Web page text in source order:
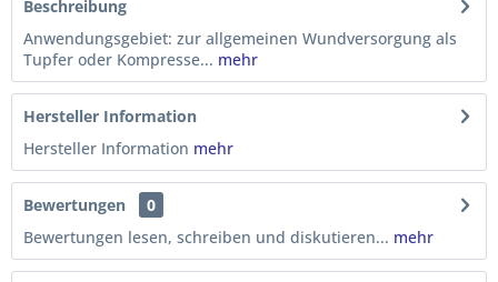
Beschreibung
Anwendungsgebiet: zur allgemeinen Wundversorgung als
Tupfer oder Kompresse... mehr
Hersteller Information
Hersteller Information mehr
Bewertungen
0
Bewertungen lesen, schreiben und diskutieren... mehr